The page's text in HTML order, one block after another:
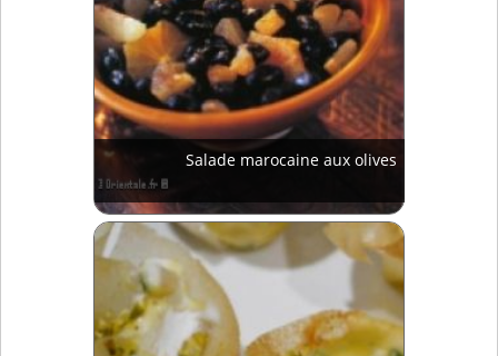
Salade marocaine aux olives